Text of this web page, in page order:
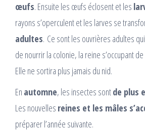
œufs. Ensuite les œufs éclosent et les
rayons s’operculent et les larves se
adultes. Ce sont les ouvrières adultes
de nourrir la colonie, la reine s’occupant
Elle ne sortira plus jamais du nid.
En automne, les insectes sontde plus
Les nouvelles reines et les mâles
préparer l’année suivante.